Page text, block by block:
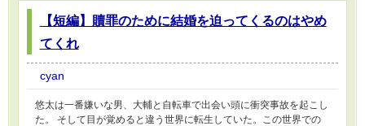
【短編】贖罪のために結婚を迫ってくるのはやめ
てくれ
cyan
悠太は一番嫌いな男、大輔と自転車で出会い頭に衝突事故を起こし
た。 そして目が覚めると違う世界に転生していた。この世界での